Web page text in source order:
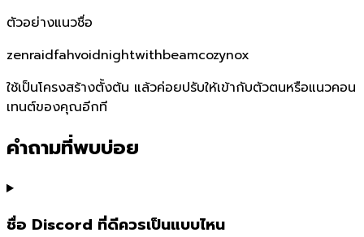
ตัวอย่างแนวชื่อ
zenraidfahvoidnightwithbeamcozynox
ใช้เป็นโครงสร้างตั้งต้น แล้วค่อยปรับให้เข้ากับตัวตนหรือแนวคอน
เทนต์ของคุณอีกที
คำถามที่พบบ่อย
ชื่อ Discord ที่ดีควรเป็นแบบไหน